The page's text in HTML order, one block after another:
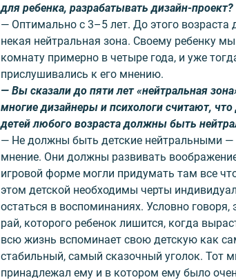
для ребенка, разрабатывать дизайн-проект?
— Оптимально с 3–5 лет. До этого возраста
некая нейтральная зона. Своему ребенку
комнату примерно в четыре года, и уже
прислушивались к его мнению.
— Вы сказали до пяти лет «нейтральная
многие дизайнеры и психологи считают, что
детей любого возраста должны быть
— Не должны быть детские нейтральными —
мнение. Они должны развивать
игровой форме могли придумать там все
этом детской необходимы черты
остаться в воспоминаниях. Условно говоря,
рай, которого ребенок лишится, когда
всю жизнь вспоминает свою детскую как
стабильный, самый сказочный уголок. Тот
принадлежал ему и в котором ему было